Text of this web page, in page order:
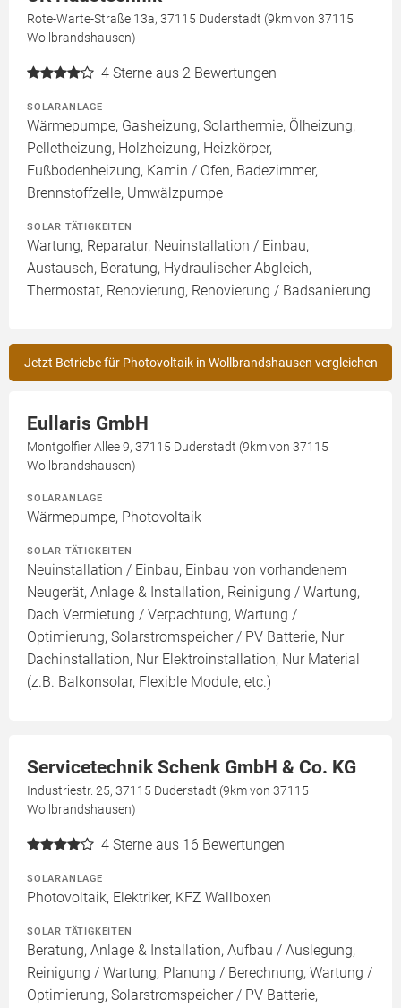
Rote-Warte-Straße 13a, 37115 Duderstadt (9km von 37115
Wollbrandshausen)
4 Sterne aus 2 Bewertungen
SOLARANLAGE
Wärmepumpe, Gasheizung, Solarthermie, Ölheizung,
Pelletheizung, Holzheizung, Heizkörper,
Fußbodenheizung, Kamin / Ofen, Badezimmer,
Brennstoffzelle, Umwälzpumpe
SOLAR TÄTIGKEITEN
Wartung, Reparatur, Neuinstallation / Einbau,
Austausch, Beratung, Hydraulischer Abgleich,
Thermostat, Renovierung, Renovierung / Badsanierung
Jetzt Betriebe für Photovoltaik in Wollbrandshausen vergleichen
Eullaris GmbH
Montgolfier Allee 9, 37115 Duderstadt (9km von 37115
Wollbrandshausen)
SOLARANLAGE
Wärmepumpe, Photovoltaik
SOLAR TÄTIGKEITEN
Neuinstallation / Einbau, Einbau von vorhandenem
Neugerät, Anlage & Installation, Reinigung / Wartung,
Dach Vermietung / Verpachtung, Wartung /
Optimierung, Solarstromspeicher / PV Batterie, Nur
Dachinstallation, Nur Elektroinstallation, Nur Material
(z.B. Balkonsolar, Flexible Module, etc.)
Servicetechnik Schenk GmbH & Co. KG
Industriestr. 25, 37115 Duderstadt (9km von 37115
Wollbrandshausen)
4 Sterne aus 16 Bewertungen
SOLARANLAGE
Photovoltaik, Elektriker, KFZ Wallboxen
SOLAR TÄTIGKEITEN
Beratung, Anlage & Installation, Aufbau / Auslegung,
Reinigung / Wartung, Planung / Berechnung, Wartung /
Optimierung, Solarstromspeicher / PV Batterie,